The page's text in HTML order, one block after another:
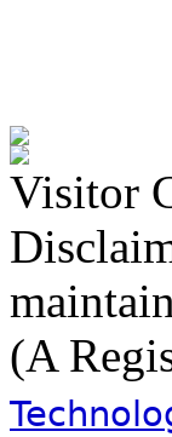
Visitor
(A